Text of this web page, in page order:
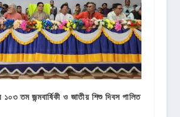
১০৩ তম জন্মবার্ষিকী ও জাতীয় শিশু দিবস পালিত